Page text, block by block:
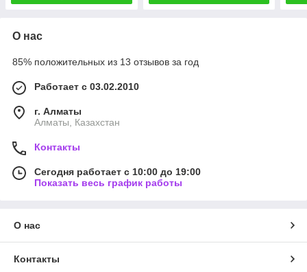
О нас
85% положительных из 13 отзывов за год
Работает с 03.02.2010
г. Алматы
Алматы, Казахстан
Контакты
Сегодня работает с 10:00 до 19:00
Показать весь график работы
О нас
Контакты